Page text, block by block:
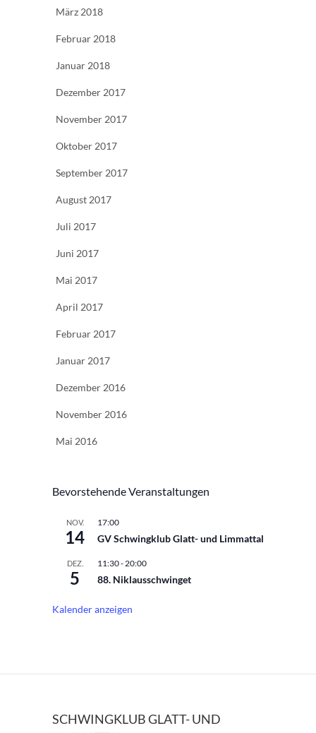
März 2018
Februar 2018
Januar 2018
Dezember 2017
November 2017
Oktober 2017
September 2017
August 2017
Juli 2017
Juni 2017
Mai 2017
April 2017
Februar 2017
Januar 2017
Dezember 2016
November 2016
Mai 2016
Bevorstehende Veranstaltungen
NOV.
14
17:00
GV Schwingklub Glatt- und Limmattal
DEZ.
5
11:30- 20:00
88. Niklausschwinget
Kalender anzeigen
SCHWINGKLUB GLATT- UND